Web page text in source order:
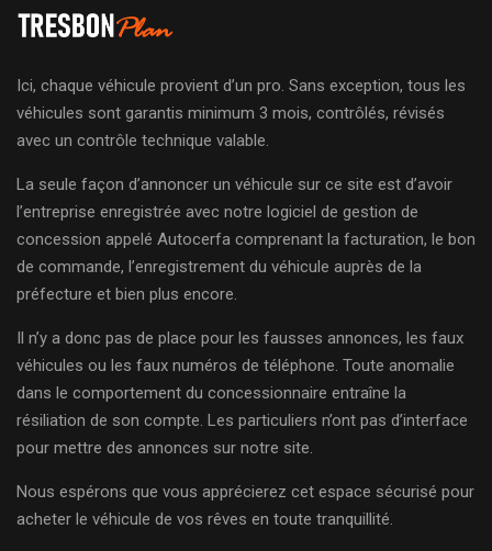
Ici, chaque véhicule provient d’un pro. Sans exception, tous les
véhicules sont garantis minimum 3 mois, contrôlés, révisés
avec un contrôle technique valable.
La seule façon d’annoncer un véhicule sur ce site est d’avoir
l’entreprise enregistrée avec notre logiciel de gestion de
concession appelé Autocerfa comprenant la facturation, le bon
de commande, l’enregistrement du véhicule auprès de la
préfecture et bien plus encore.
Il n’y a donc pas de place pour les fausses annonces, les faux
véhicules ou les faux numéros de téléphone. Toute anomalie
dans le comportement du concessionnaire entraîne la
résiliation de son compte. Les particuliers n’ont pas d’interface
pour mettre des annonces sur notre site.
Nous espérons que vous apprécierez cet espace sécurisé pour
acheter le véhicule de vos rêves en toute tranquillité.